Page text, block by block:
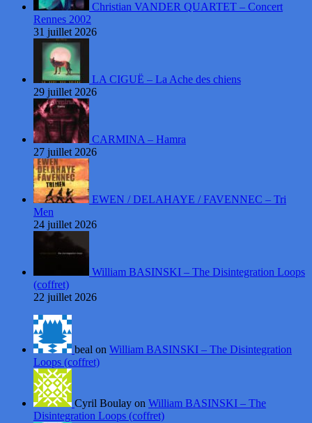
Christian VANDER QUARTET – Concert
Rennes 2002
31 juillet 2026
LA CIGUË – La Ache des chiens
29 juillet 2026
CARMINA – Hamra
27 juillet 2026
EWEN / DELAHAYE / FAVENNEC – Tri
Men
24 juillet 2026
William BASINSKI – The Disintegration Loops
(coffret)
22 juillet 2026
beal on William BASINSKI – The Disintegration
Loops (coffret)
Cyril Boulay on William BASINSKI – The
Disintegration Loops (coffret)